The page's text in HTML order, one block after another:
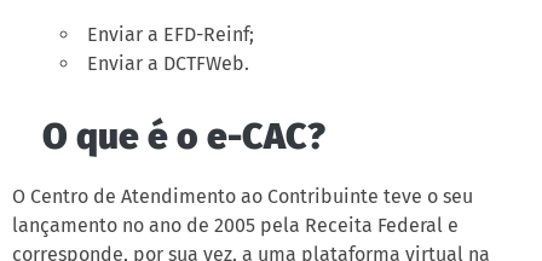
Enviar a EFD-Reinf;
Enviar a DCTFWeb.
O que é o e-CAC?
O Centro de Atendimento ao Contribuinte teve o seu
lançamento no ano de 2005 pela Receita Federal e
corresponde, por sua vez, a uma plataforma virtual na